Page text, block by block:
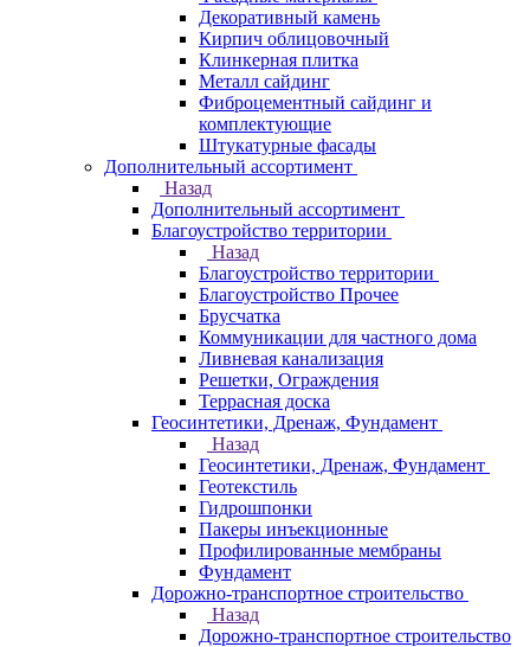
Декоративный камень
Кирпич облицовочный
Клинкерная плитка
Металл сайдинг
Фиброцементный сайдинг и
комплектующие
Штукатурные фасады
Дополнительный ассортимент
Назад
Дополнительный ассортимент
Благоустройство территории
Назад
Благоустройство территории
Благоустройство Прочее
Брусчатка
Коммуникации для частного дома
Ливневая канализация
Решетки, Ограждения
Террасная доска
Геосинтетики, Дренаж, Фундамент
Назад
Геосинтетики, Дренаж, Фундамент
Геотекстиль
Гидрошпонки
Пакеры инъекционные
Профилированные мембраны
Фундамент
Дорожно-транспортное строительство
Назад
Дорожно-транспортное строительство